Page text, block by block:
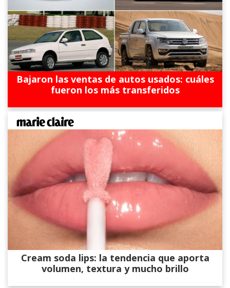
Bajaron las ventas de autos usados: cuáles
fueron los más transferidos
Cream soda lips: la tendencia que aporta
volumen, textura y mucho brillo